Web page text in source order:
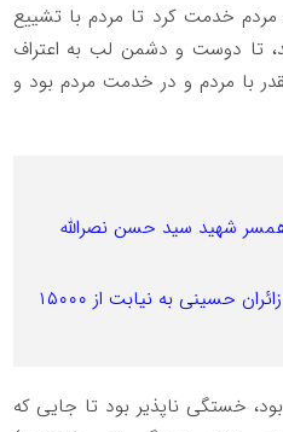
خدمت کرد تا مردم با تشییع
تا دوست و دشمن لب به اعتراف
با مردم و در خدمت مردم بود و
شهید سید حسن نصرالله
بیش از 1۲۰ هزار خدمت به زائران حسینی به نیابت از ۱۵۰۰۰
خستگی ناپذیر بود تا جایی که